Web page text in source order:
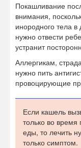
Покашливание
внимания,
инородного тела
нужно отвести
устранит
Аллергикам,
нужно пить
провоцирующие
Если кашель
только во
еды, то лечить
только симптом.